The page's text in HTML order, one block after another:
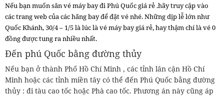
Nếu bạn muốn săn vé máy bay đi Phú Quốc giá rẻ .hãy truy cập vào
các trang web của các hãng bay để đặt vé nhé. Những dịp lễ lớn như
Quốc Khánh, 30/4 – 1/5 là lúc là vé máy bay giá rẻ, hay thậm chí là vé 0
đồng được tung ra nhiều nhất.
Đến phú Quốc bằng đường thủy
Nếu bạn ở thành Phố Hồ Chí Minh , các tỉnh lân cận Hồ Chí
Minh hoặc các tỉnh miền tây có thể đến Phú Quốc bằng đường
thủy : đi tàu cao tốc hoặc Phà cao tốc. Phương án này cũng áp